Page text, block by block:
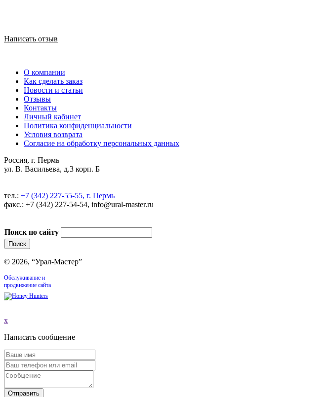
Написать отзыв
О компании
Как сделать заказ
Новости и статьи
Отзывы
Контакты
Личный кабинет
Политика конфиденциальности
Условия возврата
Согласие на обработку персональных данных
Россия, г. Пермь
ул. В. Васильева, д.3 корп. Б
тел.: +7 (342) 227-55-55, г. Пермь
факс.: +7 (342) 227-54-54, info@ural-master.ru
Поиск по сайту
© 2026, “Урал-Мастер”
Обслуживание и
продвижение сайта
x
Написать сообщение
Отправить